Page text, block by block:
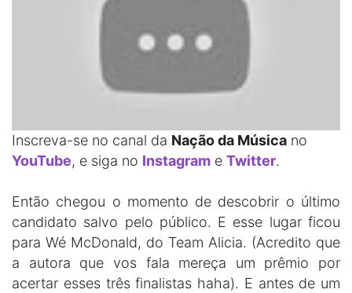
Inscreva-se no canal da Nação da Música no
YouTube, e siga no Instagram e Twitter.
Então chegou o momento de descobrir o último
candidato salvo pelo público. E esse lugar ficou
para Wé McDonald, do Team Alicia. (Acredito que
a autora que vos fala mereça um prêmio por
acertar esses três finalistas haha). E antes de um